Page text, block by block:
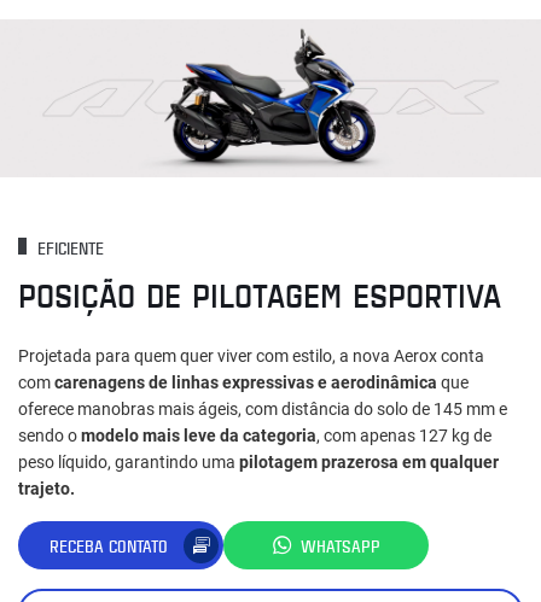
EFICIENTE
POSIÇÃO DE PILOTAGEM ESPORTIVA
Projetada para quem quer viver com estilo, a nova Aerox conta
comcarenagens de linhas expressivas e aerodinâmica que
oferece manobras mais ágeis, com distância do solo de 145 mm e
sendo omodelo mais leve da categoria, com apenas 127 kg de
peso líquido, garantindo uma pilotagem prazerosa em qualquer
trajeto.
RECEBA CONTATO WHATSAPP